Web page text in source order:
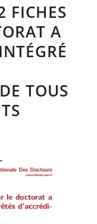
FICHES
A
TOUS